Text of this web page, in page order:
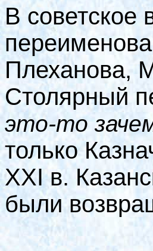
В советское
Плеханова,
Столярный
это-то
только
XXIв.
были